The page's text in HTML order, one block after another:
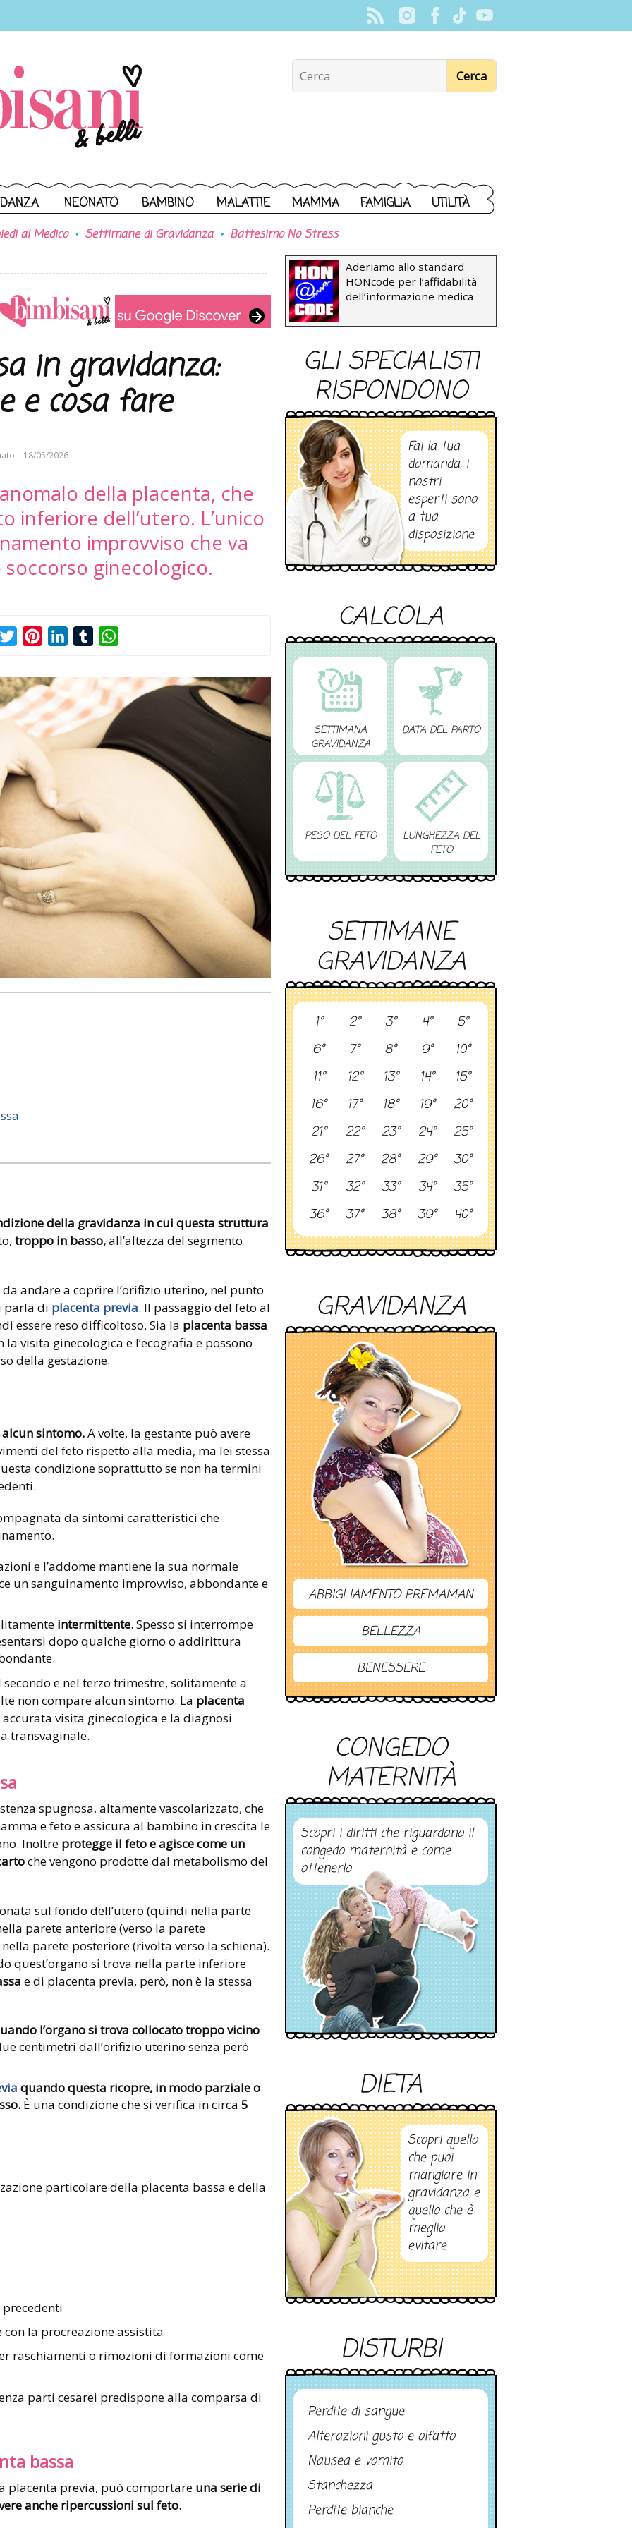
NEONATO BAMBINO MALATTIE MAMMA FAMIGLIA UTILITÀ
al Medico Settimane di Gravidanza Battesimo No Stress
in gravidanza:
e cosa fare
il 18/05/2026
della placenta, che
inferiore dell’utero. L’unico
improvviso che va
ginecologico.
TwitterPinterestLinkedInTumblr
della gravidanza in cui questa struttura
troppo in basso,all’altezza del segmento
andare a coprire l’orifizio uterino, nel punto
parla di placenta previa. Il passaggio del feto al
essere reso difficoltoso. Sia la placenta bassa
visita ginecologica e l’ecografia e possono
della gestazione.
alcun sintomo.A volte, la gestante può avere
del feto rispetto alla media, ma lei stessa
condizione soprattutto se non ha termini
da sintomi caratteristici che
e l’addome mantiene la sua normale
un sanguinamento improvviso, abbondante e
intermittente. Spesso si interrompe
dopo qualche giorno o addirittura
e nel terzo trimestre, solitamente a
non compare alcun sintomo. La placenta
visita ginecologica e la diagnosi
transvaginale.
spugnosa, altamente vascolarizzato, che
e feto e assicura al bambino in crescita le
Inoltre protegge il feto e agisce come un
che vengono prodotte dal metabolismo del
sul fondo dell’utero (quindi nella parte
parete anteriore (verso la parete
parete posteriore (rivolta verso la schiena).
quest’organo si trova nella parte inferiore
e di placenta previa, però, non è la stessa
l’organo si trova collocato troppo vicino
centimetri dall’orifizio uterino senza però
quando questa ricopre, in modo parziale o
È una condizione che si verifica in circa 5
particolare della placenta bassa e della
la procreazione assistita
raschiamenti o rimozioni di formazioni come
parti cesarei predispone alla comparsa di
bassa
placenta previa, può comportare una serie di
anche ripercussioni sul feto.
Aderiamo allo standard
HONcode per l’affidabilità
dell’informazione medica
GLI SPECIALISTI
RISPONDONO
Fai la tua
domanda, i
nostri
esperti sono
a tua
disposizione
CALCOLA
SETTIMANA
GRAVIDANZA
DATA DEL PARTO
PESO DEL FETO
LUNGHEZZA DEL
FETO
SETTIMANE
GRAVIDANZA
1° 2° 3° 4°
5°
6°
7° 8° 9°
10°
11°
12° 13° 14°
15°
16°
17° 18° 19°
20°
21°
22° 23° 24°
25°
26°
27° 28° 29°
30°
31°
32° 33° 34°
35°
36°
37° 38° 39° 40°
GRAVIDANZA
ABBIGLIAMENTO PREMAMAN
BELLEZZA
BENESSERE
CONGEDO
MATERNITÀ
Scopri i diritti che riguardano il
congedo maternità e come
ottenerlo
DIETA
Scopri quello
che puoi
mangiare in
gravidanza e
quello che è
meglio
evitare
DISTURBI
Perdite di sangue
Alterazioni gusto e olfatto
Nausea e vomito
Stanchezza
Perdite bianche